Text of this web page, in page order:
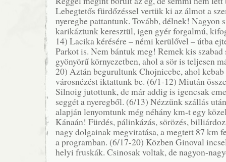
Lebegtetős fürdőzéssel vertük ki az álmot a
nyeregbe pattantunk. Tovább, délnek! Nagyon
karikáztunk keresztül, igen gyér forgalmú,
14) Lacika kérésére – némi kerülővel – útba
Parkot is. Nem bántuk meg! Remek kis
gyönyörű környezetben, ahol a sör is teljesen
20) Aztán begurultunk Chojnicebe, ahol kebab
városnézést iktattunk be. (6/1-12) Miután
Silnoig jutottunk, de már addig is igencsak
seggét a nyeregből. (6/13) Nézzünk szállás
alapján lenyomtunk még néhány km-t egy
Kánaán! Fürdés, pálinkázás, sörözés,
nagy dolgainak megvitatása, a megtett 87 km
a programban. (6/17-20) Közben Ginoval
helyi fruskák. Csinosak voltak, de nagyon-